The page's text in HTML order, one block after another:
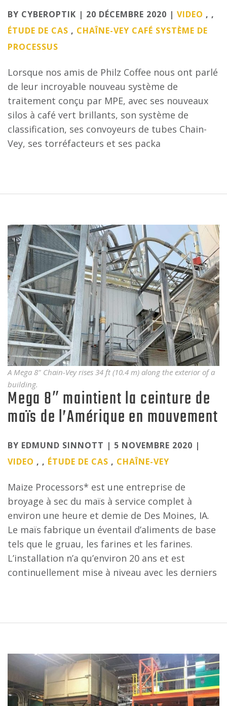
Categories
BY CYBEROPTIK | 20 DÉCEMBRE 2020 | VIDEO , ,
ÉTUDE DE CAS , CHAÎNE-VEY CAFÉ SYSTÈME DE
PROCESSUS
Lorsque nos amis de Philz Coffee nous ont parlé
de leur incroyable nouveau système de
traitement conçu par MPE, avec ses nouveaux
silos à café vert brillants, son système de
classification, ses convoyeurs de tubes Chain-
Vey, ses torréfacteurs et ses packa
A Mega 8" Chain-Vey rises 34 ft (10.4 m) along the exterior of a
building.
Mega 8″ maintient la ceinture de
maïs de l’Amérique en mouvement
Categories
BY EDMUND SINNOTT | 5 NOVEMBRE 2020 |
VIDEO , , ÉTUDE DE CAS , CHAÎNE-VEY
Maize Processors* est une entreprise de
broyage à sec du maïs à service complet à
environ une heure et demie de Des Moines, IA.
Le maïs fabrique un éventail d’aliments de base
tels que le gruau, les farines et les farines.
L’installation n’a qu’environ 20 ans et est
continuellement mise à niveau avec les derniers